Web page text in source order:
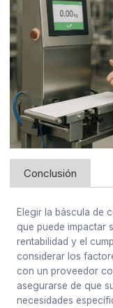
Conclusión
Elegir la báscula de
que puede impactar
rentabilidad y el
considerar los
con un proveedor
asegurarse de que
necesidades